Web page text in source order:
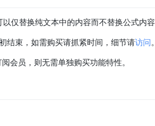
仅替换纯文本中的内容而不替换公式内容
结束，如需购买请抓紧时间，细节请访问。
阅会员，则无需单独购买功能特性。